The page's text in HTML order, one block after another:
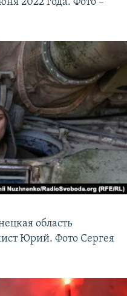
область
Юрий. Фото Сергея